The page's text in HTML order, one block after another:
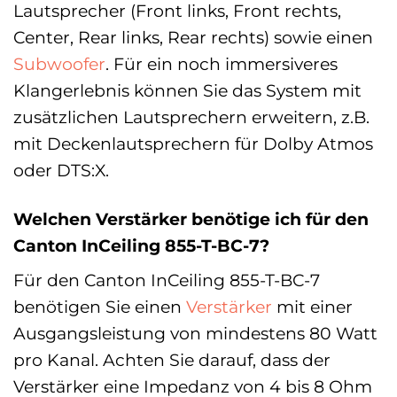
Lautsprecher (Front links, Front rechts,
Center, Rear links, Rear rechts) sowie einen
Subwoofer. Für ein noch immersiveres
Klangerlebnis können Sie das System mit
zusätzlichen Lautsprechern erweitern, z.B.
mit Deckenlautsprechern für Dolby Atmos
oder DTS:X.
Welchen Verstärker benötige ich für den
Canton InCeiling 855-T-BC-7?
Für den Canton InCeiling 855-T-BC-7
benötigen Sie einen Verstärker mit einer
Ausgangsleistung von mindestens 80 Watt
pro Kanal. Achten Sie darauf, dass der
Verstärker eine Impedanz von 4 bis 8 Ohm